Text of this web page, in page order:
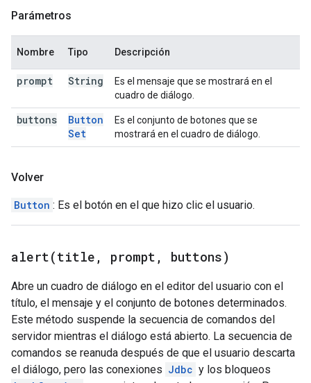
Parámetros
Nombre Tipo Descripción
prompt String
Es el mensaje que se mostrará en el
cuadro de diálogo.
buttons
Button
Set
Es el conjunto de botones que se
mostrará en el cuadro de diálogo.
Volver
Button : Es el botón en el que hizo clic el usuario.
alert(title , prompt , buttons)
Abre un cuadro de diálogo en el editor del usuario con el
título, el mensaje y el conjunto de botones determinados.
Este método suspende la secuencia de comandos del
servidor mientras el diálogo está abierto. La secuencia de
comandos se reanuda después de que el usuario descarta
el diálogo, pero las conexiones Jdbc y los bloqueos